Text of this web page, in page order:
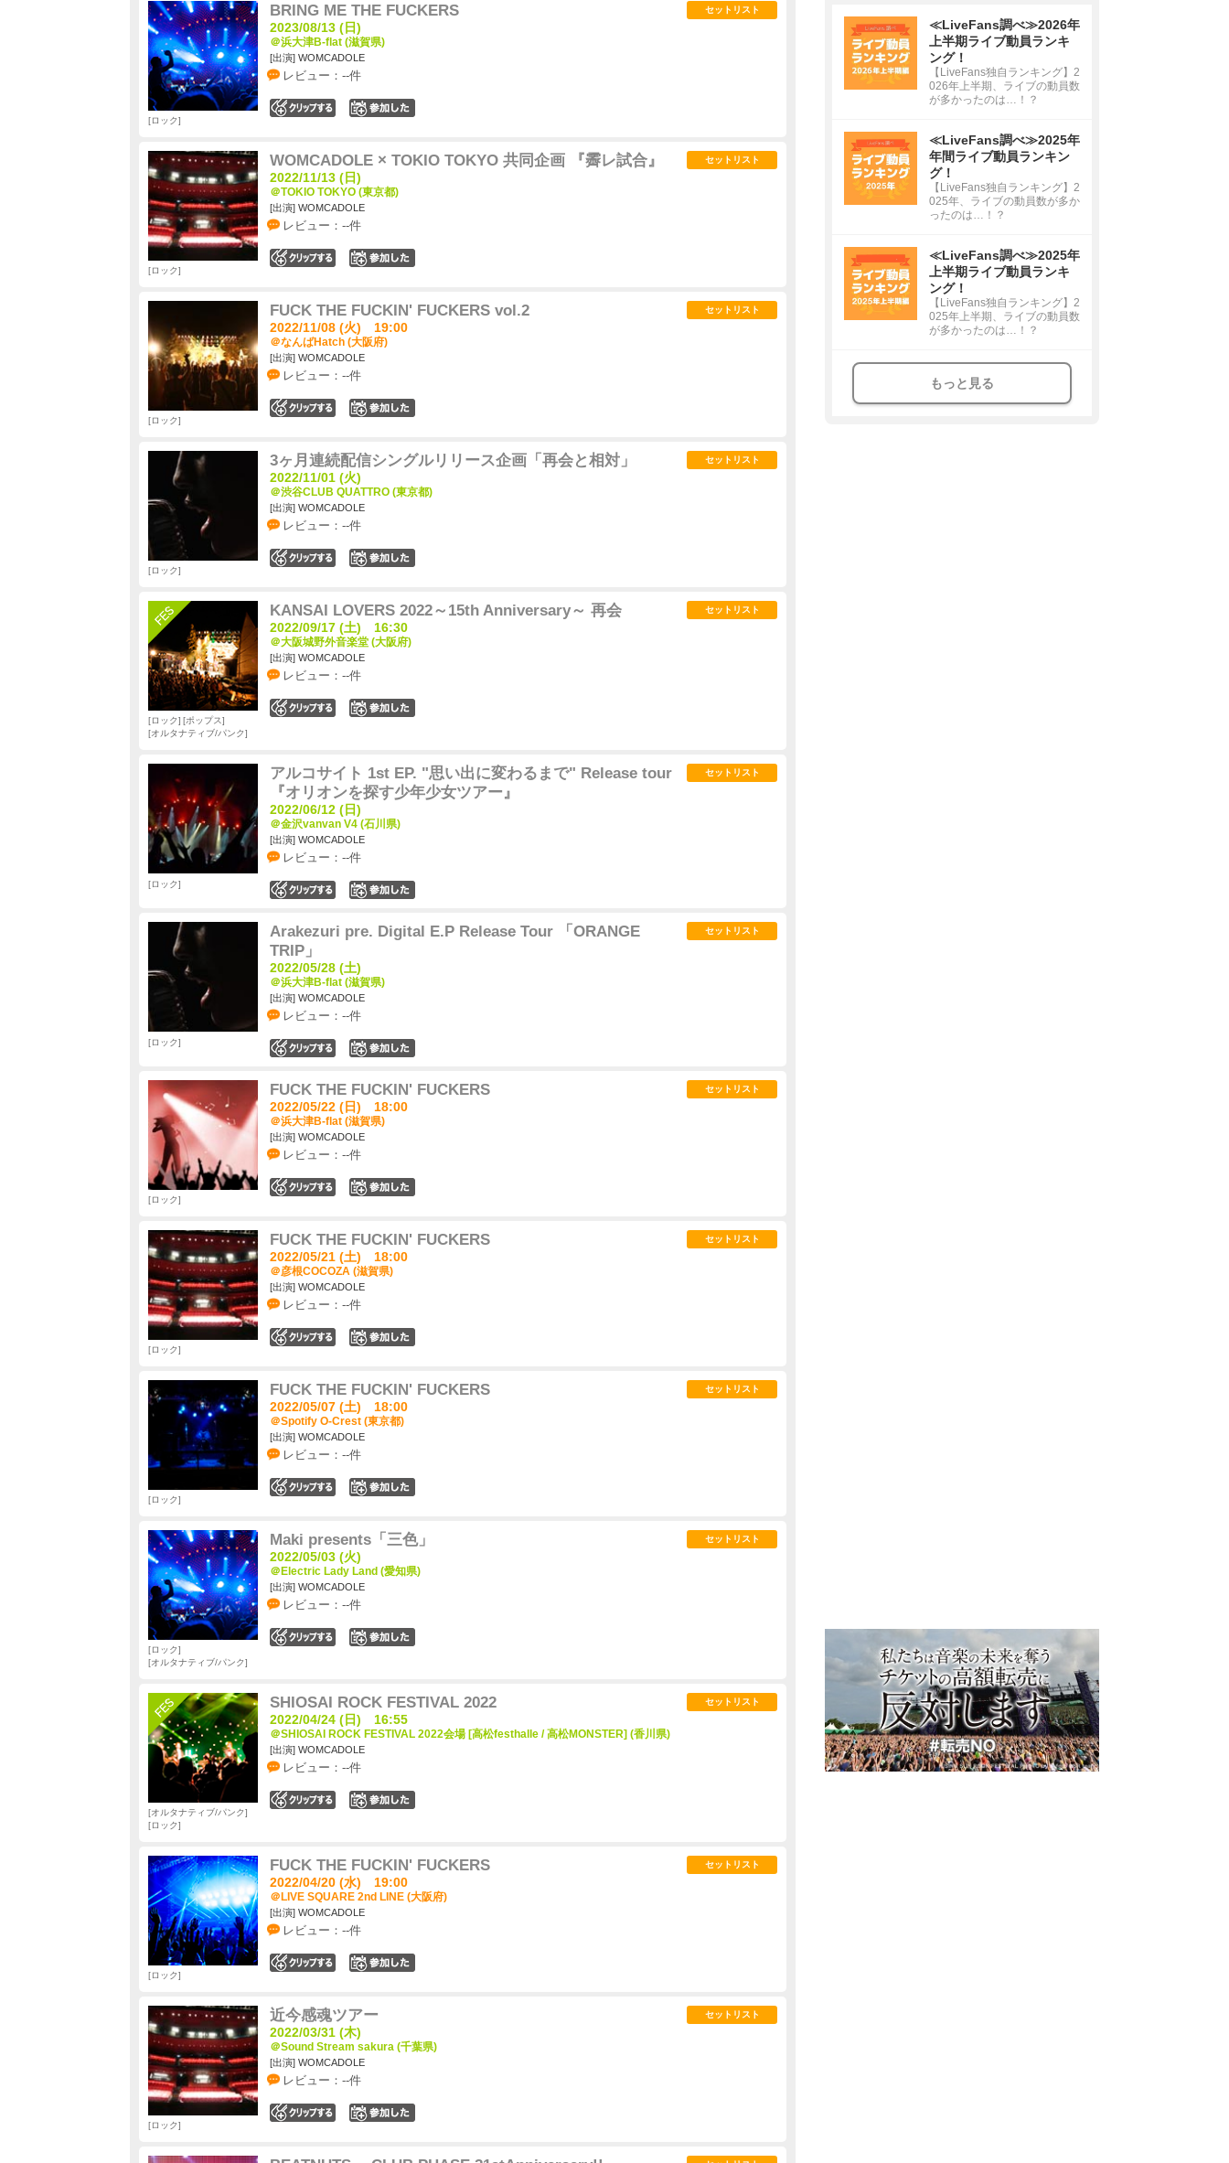
BRING ME THE FUCKERS
2023/08/13 (日)
＠浜大津B-flat (滋賀県)
[出演] WOMCADOLE
レビュー：--件
セットリスト
ロック
WOMCADOLE × TOKIO TOKYO 共同企画 『霽レ試合』
2022/11/13 (日)
＠TOKIO TOKYO (東京都)
[出演] WOMCADOLE
レビュー：--件
セットリスト
ロック
FUCK THE FUCKIN' FUCKERS vol.2
2022/11/08 (火) 19:00
＠なんばHatch (大阪府)
[出演] WOMCADOLE
レビュー：--件
セットリスト
ロック
3ヶ月連続配信シングルリリース企画「再会と相対」
2022/11/01 (火)
＠渋谷CLUB QUATTRO (東京都)
[出演] WOMCADOLE
レビュー：--件
セットリスト
ロック
KANSAI LOVERS 2022～15th Anniversary～ 再会
2022/09/17 (土) 16:30
＠大阪城野外音楽堂 (大阪府)
[出演] WOMCADOLE
レビュー：--件
セットリスト
ロック
ポップス
オルタナティブ/パンク
アルコサイト 1st EP. "思い出に変わるまで" Release tour
『オリオンを探す少年少女ツアー』
2022/06/12 (日)
＠金沢vanvan V4 (石川県)
[出演] WOMCADOLE
レビュー：--件
セットリスト
ロック
Arakezuri pre. Digital E.P Release Tour 「ORANGE
TRIP」
2022/05/28 (土)
＠浜大津B-flat (滋賀県)
[出演] WOMCADOLE
レビュー：--件
セットリスト
ロック
FUCK THE FUCKIN' FUCKERS
2022/05/22 (日) 18:00
＠浜大津B-flat (滋賀県)
[出演] WOMCADOLE
レビュー：--件
セットリスト
ロック
FUCK THE FUCKIN' FUCKERS
2022/05/21 (土) 18:00
＠彦根COCOZA (滋賀県)
[出演] WOMCADOLE
レビュー：--件
セットリスト
ロック
FUCK THE FUCKIN' FUCKERS
2022/05/07 (土) 18:00
＠Spotify O-Crest (東京都)
[出演] WOMCADOLE
レビュー：--件
セットリスト
ロック
Maki presents「三色」
2022/05/03 (火)
＠Electric Lady Land (愛知県)
[出演] WOMCADOLE
レビュー：--件
セットリスト
ロック
オルタナティブ/パンク
SHIOSAI ROCK FESTIVAL 2022
2022/04/24 (日) 16:55
＠SHIOSAI ROCK FESTIVAL 2022会場 [高松festhalle / 高松MONSTER] (香川県)
[出演] WOMCADOLE
レビュー：--件
セットリスト
オルタナティブ/パンク
ロック
FUCK THE FUCKIN' FUCKERS
2022/04/20 (水) 19:00
＠LIVE SQUARE 2nd LINE (大阪府)
[出演] WOMCADOLE
レビュー：--件
セットリスト
ロック
近今感魂ツアー
2022/03/31 (木)
＠Sound Stream sakura (千葉県)
[出演] WOMCADOLE
レビュー：--件
セットリスト
ロック
≪LiveFans調べ≫2026年
上半期ライブ動員ランキ
ング！
【LiveFans独自ランキング】2
026年上半期、ライブの動員数
が多かったのは…！？
≪LiveFans調べ≫2025年
年間ライブ動員ランキン
グ！
【LiveFans独自ランキング】2
025年、ライブの動員数が多か
ったのは…！？
≪LiveFans調べ≫2025年
上半期ライブ動員ランキ
ング！
【LiveFans独自ランキング】2
025年上半期、ライブの動員数
が多かったのは…！？
もっと見る